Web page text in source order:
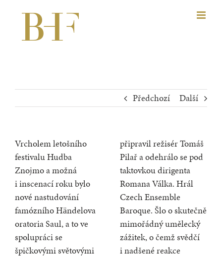
Předchozí Další
Vrcholem letošního
festivalu Hudba
Znojmo a možná
i inscenací roku bylo
nové nastudování
famózního Händelova
oratoria Saul, a to ve
spolupráci se
špičkovými světovými
připravil režisér Tomáš
Pilař a odehrálo se pod
taktovkou dirigenta
Romana Válka. Hrál
Czech Ensemble
Baroque. Šlo o skutečně
mimořádný umělecký
zážitek, o čemž svědčí
i nadšené reakce